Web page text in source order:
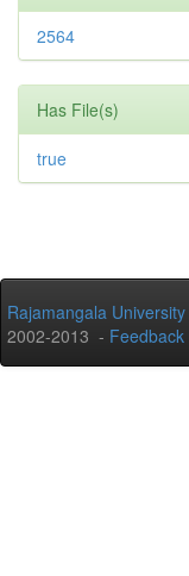
2564
Has File(s)
true
Rajamangala
2002-2013 - Feedback